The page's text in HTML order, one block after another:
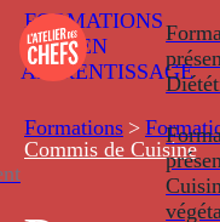
FORMATIONS
EN
APPRENTISSAGE
Formations >
Commis de Cuisine